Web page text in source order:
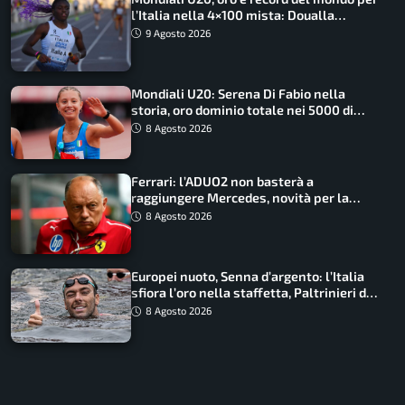
l’Italia nella 4×100 mista: Doualla
straordinaria
9 Agosto 2026
Mondiali U20: Serena Di Fabio nella
storia, oro dominio totale nei 5000 di
marcia
8 Agosto 2026
Ferrari: l’ADUO2 non basterà a
raggiungere Mercedes, novità per la
Macarena
8 Agosto 2026
Europei nuoto, Senna d’argento: l’Italia
sfiora l’oro nella staffetta, Paltrinieri da
urlo, il bilancio azzurro
8 Agosto 2026